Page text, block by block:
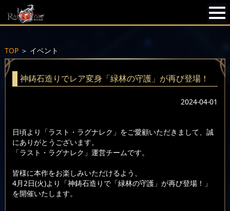
TOP＞ イベント
神鋳石造りでレア変身「緑林の守護」が再び登場！
2024-04-01
日頃より「ラスト・ラグナレク」をご愛顧いただきまして、誠
にありがとうございます。
「ラスト・ラグナレク」運営チームです。
皆様に本作をお楽しみいただけるよう、
4月2日(火)より「神鋳石造りで「緑林の守護」が再び登場！」
を開催いたします。